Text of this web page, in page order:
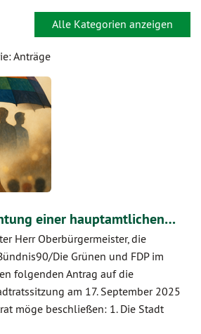
Alle Kategorien anzeigen
Anträge
einer hauptamtlichen…
Herr Oberbürgermeister, die
Die Grünen und FDP im
folgenden Antrag auf die
am 17. September 2025
möge beschließen: 1. Die Stadt